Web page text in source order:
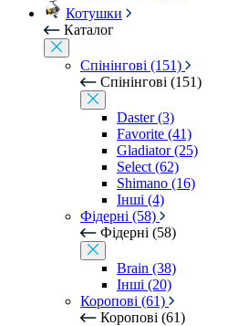
Котушки
Каталог
Спінінгові (151)
Спінінгові (151)
Daster (3)
Favorite (41)
Gladiator (25)
Select (62)
Shimano (16)
Інші (4)
Фідерні (58)
Фідерні (58)
Brain (38)
Інші (20)
Коропові (61)
Коропові (61)